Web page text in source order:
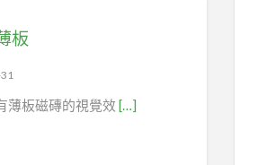
板
薄板磁磚的視覺效 […]